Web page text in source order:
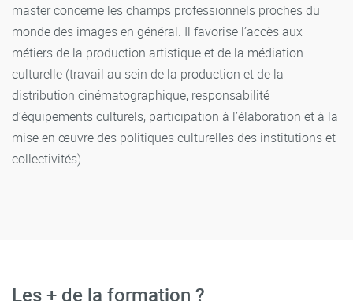
master concerne les champs professionnels proches du
monde des images en général. Il favorise l’accès aux
métiers de la production artistique et de la médiation
culturelle (travail au sein de la production et de la
distribution cinématographique, responsabilité
d’équipements culturels, participation à l’élaboration et à la
mise en œuvre des politiques culturelles des institutions et
collectivités).
Les + de la formation ?